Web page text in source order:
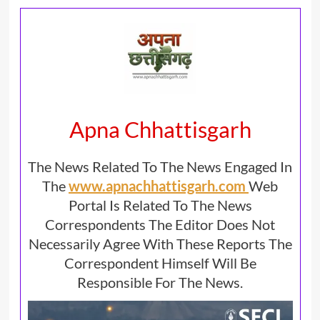
Apna Chhattisgarh
The News Related To The News Engaged In
Thewww.apnachhattisgarh.com Web
Portal Is Related To The News
Correspondents The Editor Does Not
Necessarily Agree With These Reports The
Correspondent Himself Will Be
Responsible For The News.